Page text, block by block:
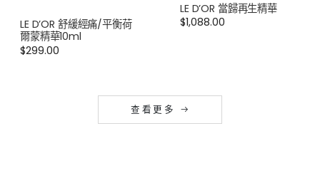
LE D’OR 舒緩經痛/平衡荷
爾蒙精華10ml
$299.00
LE D’OR 當歸再生精華
$1,088.00
查 看 更 多